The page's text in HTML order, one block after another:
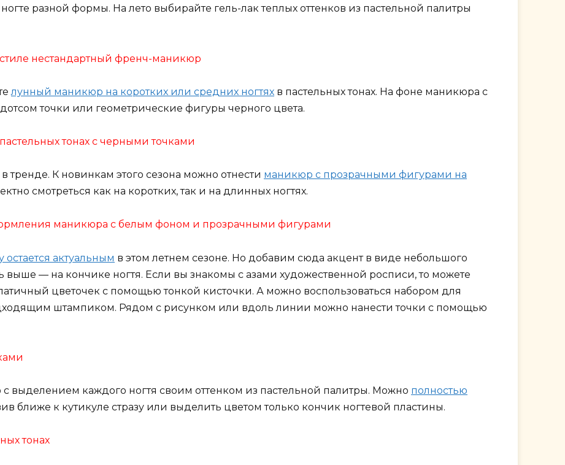
разной формы. На лето выбирайте гель-лак теплых оттенков из пастельной палитры
нестандартный френч-маникюр
лунный маникюр на коротких или средних ногтях в пастельных тонах. На фоне маникюра с
точки или геометрические фигуры черного цвета.
тонах с черными точками
тренде. К новинкам этого сезона можно отнести маникюр с прозрачными фигурами на
смотреться как на коротких, так и на длинных ногтях.
маникюра с белым фоном и прозрачными фигурами
актуальным в этом летнем сезоне. Но добавим сюда акцент в виде небольшого
выше — на кончике ногтя. Если вы знакомы с азами художественной росписи, то можете
цветочек с помощью тонкой кисточки. А можно воспользоваться набором для
штампиком. Рядом с рисунком или вдоль линии можно нанести точки с помощью
выделением каждого ногтя своим оттенком из пастельной палитры. Можно полностью
ближе к кутикуле стразу или выделить цветом только кончик ногтевой пластины.
тонах